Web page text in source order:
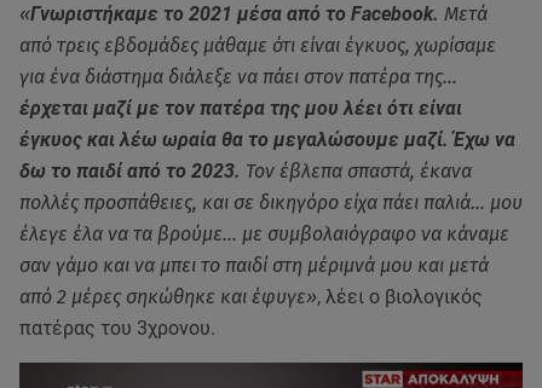
«Γνωριστήκαμε το 2021 μέσα από το Facebook. Μετά
από τρεις εβδομάδες μάθαμε ότι είναι έγκυος, χωρίσαμε
για ένα διάστημα διάλεξε να πάει στον πατέρα της...
έρχεται μαζί με τον πατέρα της μου λέει ότι είναι
έγκυος και λέω ωραία θα το μεγαλώσουμε μαζί. Έχω να
δω το παιδί από το 2023. Τον έβλεπα σπαστά, έκανα
πολλές προσπάθειες, και σε δικηγόρο είχα πάει παλιά... μου
έλεγε έλα να τα βρούμε... με συμβολαιόγραφο να κάναμε
σαν γάμο και να μπει το παιδί στη μέριμνά μου και μετά
από 2 μέρες σηκώθηκε και έφυγε», λέει ο βιολογικός
πατέρας του 3χρονου.